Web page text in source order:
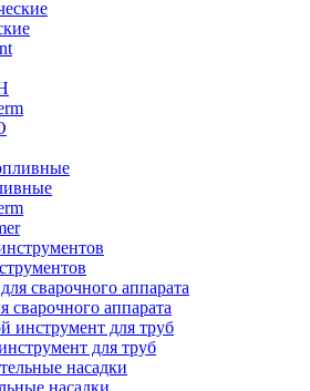
сварочного аппарата
для труб
насадки